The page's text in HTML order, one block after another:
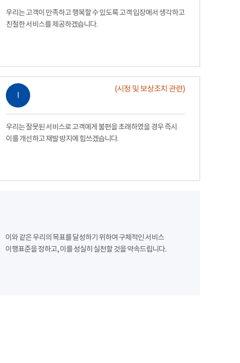
우리는 고객이 만족하고 행복할 수 있도록 고객 입장에서 생각하고
친절한 서비스를 제공하겠습니다.
Ⅰ
(시정 및 보상조치 관련)
우리는 잘못된 서비스로 고객에게 불편을 초래하였을 경우 즉시
이를 개선하고 재발 방지에 힘쓰겠습니다.
이와 같은 우리의 목표를 달성하기 위하여 구체적인 서비스
이행표준을 정하고, 이를 성실히 실천할 것을 약속드립니다.